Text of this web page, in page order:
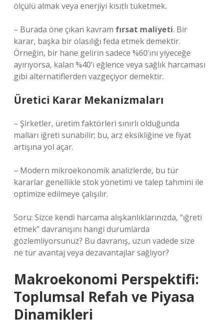
ölçülü almak veya enerjiyi kısıtlı tüketmek.
– Burada öne çıkan kavram fırsat maliyeti. Bir
karar, başka bir olasılığı feda etmek demektir.
Örneğin, bir hane gelirin sadece %60’ını yiyeceğe
ayırıyorsa, kalan %40’ı eğlence veya sağlık harcaması
gibi alternatiflerden vazgeçiyor demektir.
Üretici Karar Mekanizmaları
– Şirketler, üretim faktörleri sınırlı olduğunda
malları iğreti sunabilir; bu, arz eksikliğine ve fiyat
artışına yol açar.
– Modern mikroekonomik analizlerde, bu tür
kararlar genellikle stok yönetimi ve talep tahmini ile
optimize edilmeye çalışılır.
Soru: Sizce kendi harcama alışkanlıklarınızda, “ığreti
etmek” davranışını hangi durumlarda
gözlemliyorsunuz? Bu davranış, uzun vadede size
ne tür avantaj veya dezavantajlar sağlıyor?
Makroekonomi Perspektifi:
Toplumsal Refah ve Piyasa
Dinamikleri